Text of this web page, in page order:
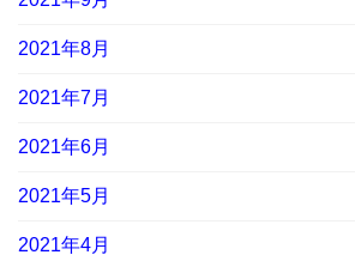
2021年8月
2021年7月
2021年6月
2021年5月
2021年4月